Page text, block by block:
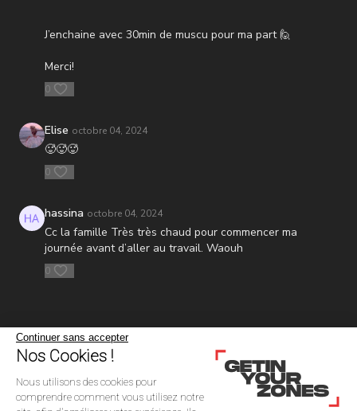
J’enchaine avec 30min de muscu pour ma part 🙋
Merci!
0
Elise octobre 04, 2024
🥵🥵🥵
0
hassina octobre 04, 2024
Cc la famille Très très chaud pour commencer ma
journée avant d’aller au travail. Waouh
0
Continuer sans accepter
Nos Cookies !
Nous utilisons des cookies pour
comprendre comment vous utilisez notre